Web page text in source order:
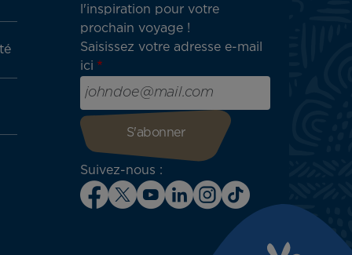
l'inspiration pour votre
prochain voyage !
Saisissez votre adresse e-mail
ici
Suivez-nous :